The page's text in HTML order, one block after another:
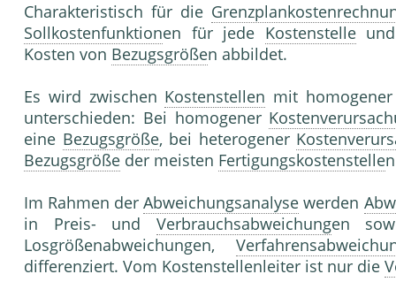
Charakteristisch für die
Sollkostenfunktionen für jede Kostenstelle
Kosten von Bezugsgrößen abbildet.
Es wird zwischen Kostenstellen mit
unterschieden: Bei homogener
eine Bezugsgröße, bei heterogener
Bezugsgröße der meisten Fertigungskostenstelle
Im Rahmen derAbweichungsanalyse werden
in Preis- und Verbrauchsabweichungen
Losgrößenabweichungen,
differenziert. Vom Kostenstellenleiter ist nur die